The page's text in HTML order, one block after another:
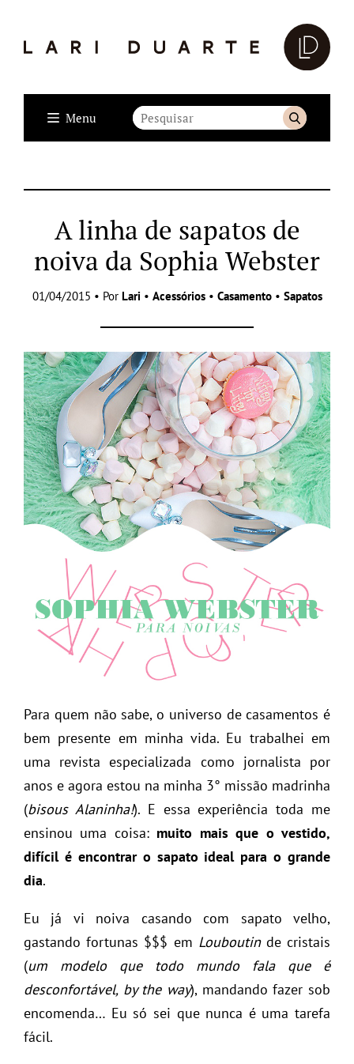
Menu
A linha de sapatos de
noiva da Sophia Webster
01/04/2015 • Por Lari • Acessórios• Casamento• Sapatos
Para quem não sabe, o universo de casamentos é
bem presente em minha vida. Eu trabalhei em
uma revista especializada como jornalista por
anos e agora estou na minha 3° missão madrinha
(bisous Alaninha!). E essa experiência toda me
ensinou uma coisa: muito mais que o vestido,
difícil é encontrar o sapato ideal para o grande
dia.
Eu já vi noiva casando com sapato velho,
gastando fortunas $$$ em Louboutinde cristais
(um modelo que todo mundo fala que é
desconfortável, by the way), mandando fazer sob
encomenda… Eu só sei que nunca é uma tarefa
fácil.